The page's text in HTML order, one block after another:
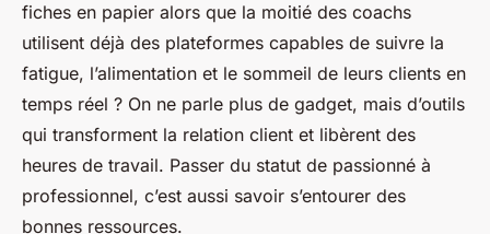
fiches en papier alors que la moitié des coachs
utilisent déjà des plateformes capables de suivre la
fatigue, l’alimentation et le sommeil de leurs clients en
temps réel ? On ne parle plus de gadget, mais d’outils
qui transforment la relation client et libèrent des
heures de travail. Passer du statut de passionné à
professionnel, c’est aussi savoir s’entourer des
bonnes ressources.